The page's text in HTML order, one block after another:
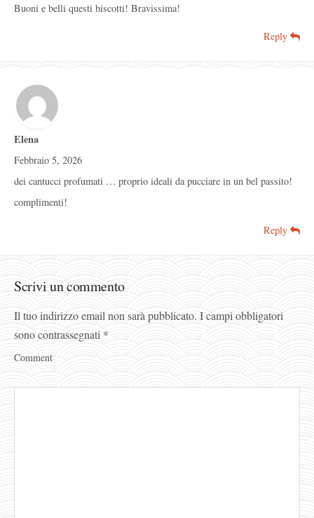
Buoni e belli questi biscotti! Bravissima!
Reply
Elena
Febbraio 5, 2026
dei cantucci profumati … proprio ideali da pucciare in un bel passito!
complimenti!
Reply
Scrivi un commento
Il tuo indirizzo email non sarà pubblicato. I campi obbligatori
sono contrassegnati *
Comment